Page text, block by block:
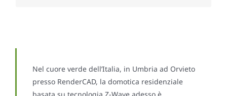
Nel cuore verde dell’Italia, in Umbria ad Orvieto
presso RenderCAD, la domotica residenziale